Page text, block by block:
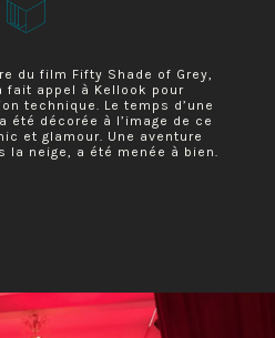
du film Fifty Shade of Grey,
fait appel à Kellook pour
technique. Le temps d’une
été décorée à l’image de ce
et glamour. Une aventure
la neige, a été menée à bien.